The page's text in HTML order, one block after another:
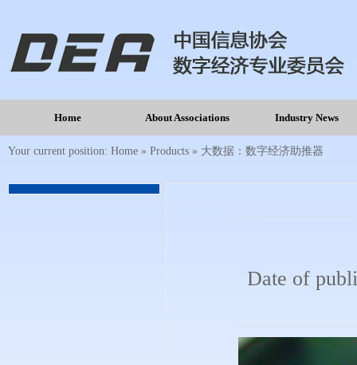
Home About Associations Industry News
Your current position: Home » Products » 大数据：数字经济助推器
Date of